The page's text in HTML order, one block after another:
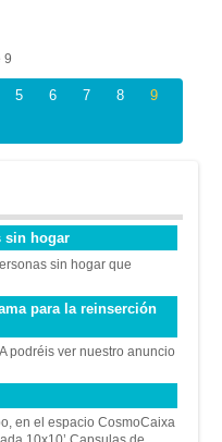
9
5 6 7 8
9
sin hogar
sin hogar que
para la reinserción
podréis ver nuestro anuncio
en el espacio CosmoCaixa